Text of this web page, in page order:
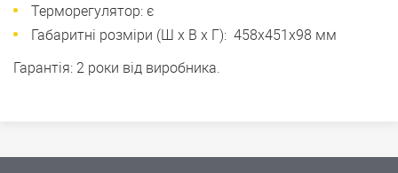
Терморегулятор: є
Габаритні розміри (Ш х В х Г): 458x451x98 мм
Гарантія: 2 роки від виробника.